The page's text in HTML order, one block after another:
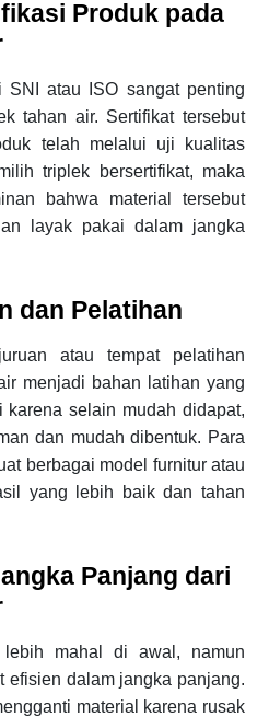
Produk pada
SNI atau ISO sangat penting
tahan air. Sertifikat tersebut
telah melalui uji kualitas
triplek bersertifikat, maka
bahwa material tersebut
layak pakai dalam jangka
dan Pelatihan
atau tempat pelatihan
menjadi bahan latihan yang
selain mudah didapat,
dan mudah dibentuk. Para
berbagai model furnitur atau
yang lebih baik dan tahan
Panjang dari
lebih mahal di awal, namun
efisien dalam jangka panjang.
material karena rusak